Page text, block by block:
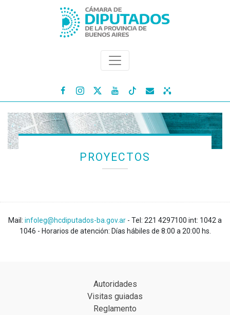
   
PROYECTOS
Mail: infoleg@hcdiputados-ba.gov.ar - Tel: 221 4297100 int: 1042 a
1046 - Horarios de atención: Días hábiles de 8:00 a 20:00 hs.
Autoridades
Visitas guiadas
Reglamento